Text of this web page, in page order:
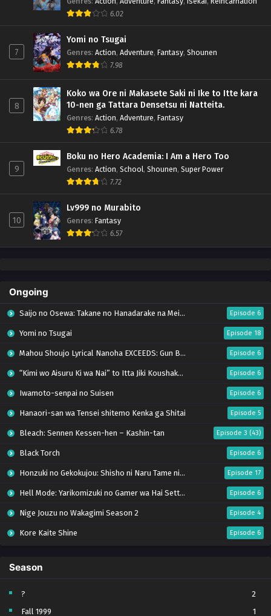
6.02
7
Yomi no Tsugai
Genres: Action, Adventure, Fantasy, Shounen
7.98
8
Koko wa Ore ni Makasete Saki ni Ike to Itte kara
10-nen ga Tattara Densetsu ni Natteita.
Genres: Action, Adventure, Fantasy
6.78
9
Boku no Hero Academia: I Am a Hero Too
Genres: Action, School, Shounen, Super Power
7.72
10
Lv999 no Murabito
Genres: Fantasy
6.57
Ongoing
Saijo no Osewa: Takane no Hanadarake na Meimonkou de, Gakuin Ichi no Ojousama Episode 6
Yomi no Tsugai Episode 18
Mahou Shoujo Lyrical Nanoha EXCEEDS: Gun Blaze Vengeance Episode 6
“Kimi wo Aisuru Ki wa Nai” to Itta Jiki Koushaku-sama ga Nazeka Dekiai shitekimasu Episode 6
Iwamoto-senpai no Suisen Episode 6
Hanaori-san wa Tensei shitemo Kenka ga Shitai Episode 5
Bleach: Sennen Kessen-hen – Kashin-tan Episode 3 (43)
Black Torch Episode 6
Honzuki no Gekokujou: Shisho ni Naru Tame ni wa Shudan wo Erandeiraremasen – Ryoushu no Youjo (Season 4) Episode 17
Hell Mode: Yarikomizuki no Gamer wa Hai Settei no Isekai de Musou suru Season 2 Episode 6
Nige Jouzu no Wakagimi Season 2 Episode 4
Kore Kaite Shine Episode 6
Tensei shitara Slime Datta Ken Season 4
Ryoumin 0-nin Start no Henkyou Ryoushu-sama Episode 6
Koko wa Ore ni Makasete Saki ni Ike to Itte kara 10-nen ga Tattara Densetsu ni Natteita. Episode 6
Season
?
2
Fall 1999
1